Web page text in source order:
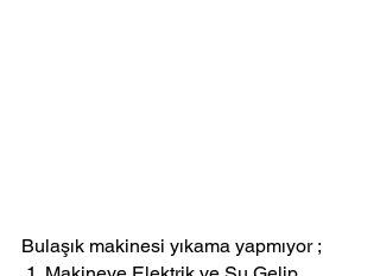
Bulaşık makinesi yıkama yapmıyor ;